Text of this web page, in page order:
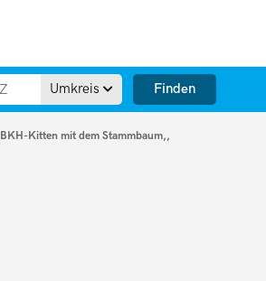
Umkreis Finden
BKH-Kitten mit dem Stammbaum,,